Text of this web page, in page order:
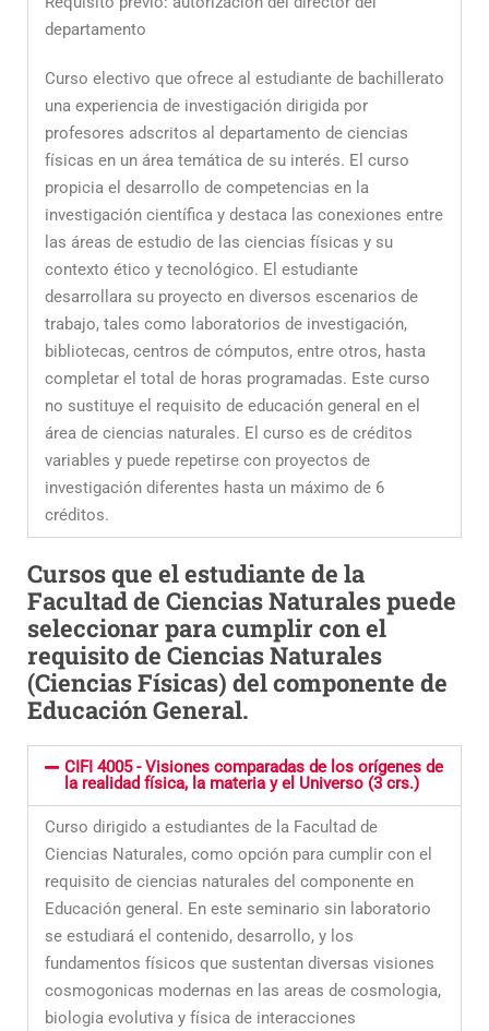
departamento
Curso electivo que ofrece al estudiante de bachillerato
una experiencia de investigación dirigida por
profesores adscritos al departamento de ciencias
físicas en un área temática de su interés. El curso
propicia el desarrollo de competencias en la
investigación científica y destaca las conexiones entre
las áreas de estudio de las ciencias físicas y su
contexto ético y tecnológico. El estudiante
desarrollara su proyecto en diversos escenarios de
trabajo, tales como laboratorios de investigación,
bibliotecas, centros de cómputos, entre otros, hasta
completar el total de horas programadas. Este curso
no sustituye el requisito de educación general en el
área de ciencias naturales. El curso es de créditos
variables y puede repetirse con proyectos de
investigación diferentes hasta un máximo de 6
créditos.
Cursos que el estudiante de la
Facultad de Ciencias Naturales puede
seleccionar para cumplir con el
requisito de Ciencias Naturales
(Ciencias Físicas) del componente de
Educación General.
CIFI 4005 - Visiones comparadas de los orígenes de
la realidad física, la materia y el Universo (3 crs.)
Curso dirigido a estudiantes de la Facultad de
Ciencias Naturales, como opción para cumplir con el
requisito de ciencias naturales del componente en
Educación general. En este seminario sin laboratorio
se estudiará el contenido, desarrollo, y los
fundamentos físicos que sustentan diversas visiones
cosmogonicas modernas en las areas de cosmologia,
biologia evolutiva y física de interacciones